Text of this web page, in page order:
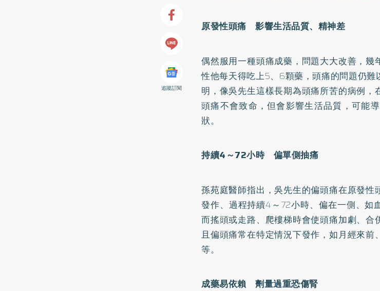
追蹤訂閱
原發性頭痛 影響生活品質、精神差
偶然服用一種頭痛成藥，問題大大改善，
性他每天得吃上5、6顆藥，頭痛的問題仍
明，像吳先生這樣長期為頭痛所苦的病例
頭痛不會致命，但會影響生活品質，可能
狀。
持續4～72小時 偏單側抽痛
孫苑庭醫師指出，吳先生的偏頭痛在原發
發作、過程持續4～72小時、偏在一側、如
而搖頭或走路、爬樓梯時會使頭痛加劇、合
且偏頭痛常在特定情況下發作，如月經來
等。
成藥易依賴 劑量過重恐傷腎